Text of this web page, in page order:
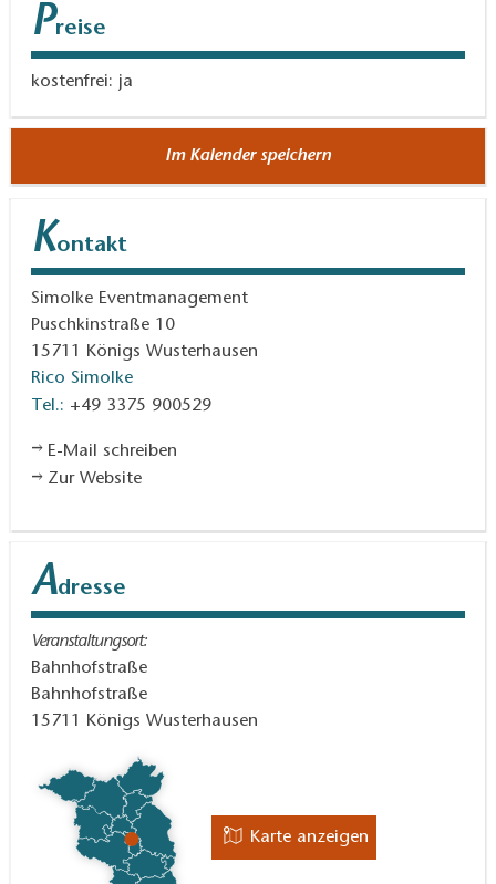
Preise
kostenfrei: ja
Im Kalender speichern
Kontakt
Simolke Eventmanagement
Puschkinstraße 10
15711 Königs Wusterhausen
Rico Simolke
Tel.: +49 3375 900529
E-Mail schreiben
Zur Website
Adresse
Veranstaltungsort:
Bahnhofstraße
Bahnhofstraße
15711 Königs Wusterhausen
Karte anzeigen